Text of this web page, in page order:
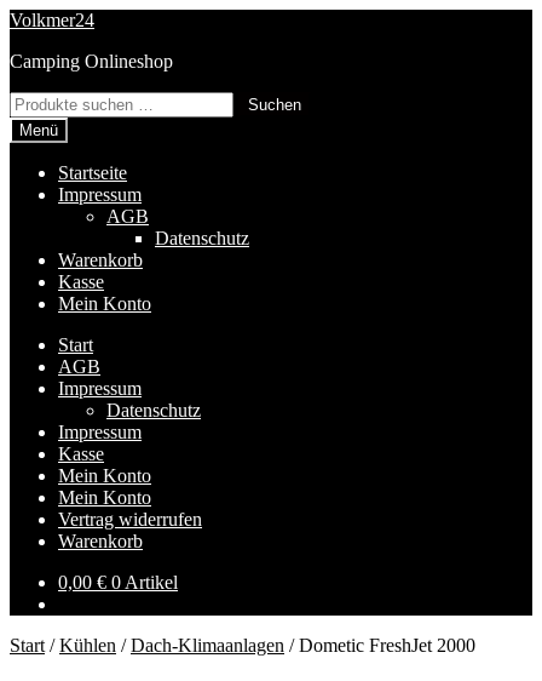
Zur
springen
Zum
springen
Volkmer24
Camping Onlineshop
Suchen
nach:
Suchen
Menü
Startseite
Impressum
AGB
Datenschutz
Warenkorb
Kasse
Mein Konto
Start
AGB
Impressum
Datenschutz
Impressum
Kasse
Mein Konto
Mein Konto
Vertrag widerrufen
Warenkorb
0,00 € 0 Artikel
Start /Kühlen /Dach-Klimaanlagen /Dometic FreshJet 2000